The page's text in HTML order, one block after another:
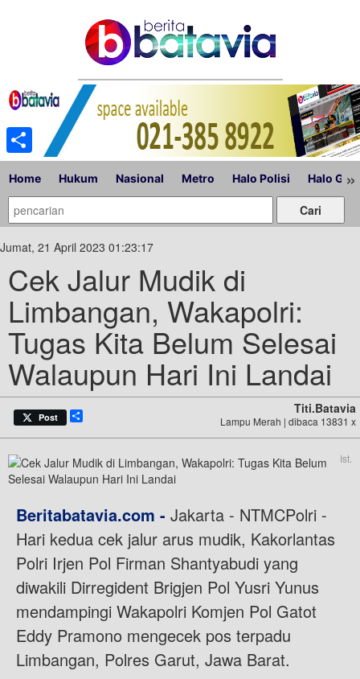
Home Hukum Nasional Metro Halo Polisi Halo »
Jumat, 21 April 2023 01:23:17
Cek Jalur Mudik di
Limbangan, Wakapolri:
Tugas Kita Belum Selesai
Walaupun Hari Ini Landai
Post
Titi.batavia
Lampu Merah | dibaca 13831 x
Ist.
Beritabatavia.com - Jakarta - NTMCPolri -
Hari kedua cek jalur arus mudik, Kakorlantas
Polri Irjen Pol Firman Shantyabudi yang
diwakili Dirregident Brigjen Pol Yusri Yunus
mendampingi Wakapolri Komjen Pol Gatot
Eddy Pramono mengecek pos terpadu
Limbangan, Polres Garut, Jawa Barat.
Share